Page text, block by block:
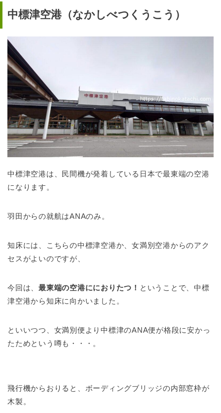
中標津空港（なかしべつくうこう）
中標津空港は、民間機が発着している日本で最東端の空港
になります。
羽田からの就航はANAのみ。
知床には、こちらの中標津空港か、女満別空港からのアク
セスがよいのですが、
今回は、最東端の空港ににおりたつ！ ということで、中標
津空港から知床に向かいました。
といいつつ、女満別便より中標津のANA便が格段に安かっ
たためという噂も・・・。
飛行機からおりると、ボーディングブリッジの内部窓枠が
木製。